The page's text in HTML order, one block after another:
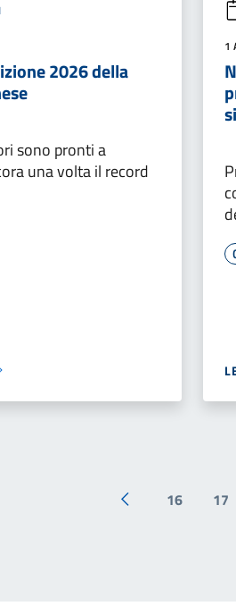
2026 della
sono pronti a
una volta il record
1
Pagina precedente
16 17